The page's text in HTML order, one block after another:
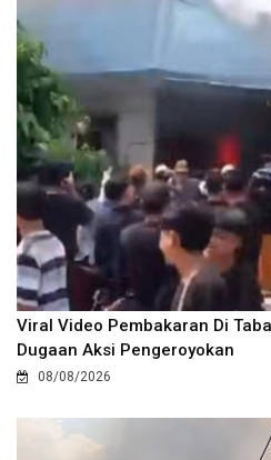
Viral Video Pembakaran Di
Dugaan Aksi Pengeroyokan
08/08/2026